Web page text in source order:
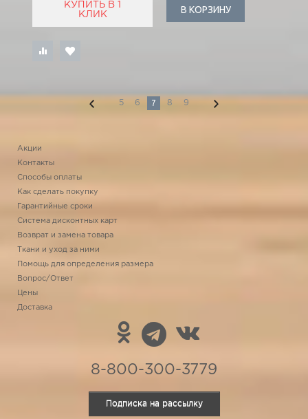
КУПИТЬ В 1
КЛИК
В КОРЗИНУ
5 6 7 8 9
Акции
Контакты
Способы оплаты
Как сделать покупку
Гарантийные сроки
Система дисконтных карт
Возврат и замена товара
Ткани и уход за ними
Помощь для определения размера
Вопрос/Ответ
Цены
Доставка
8-800-300-3779
Подписка на рассылку